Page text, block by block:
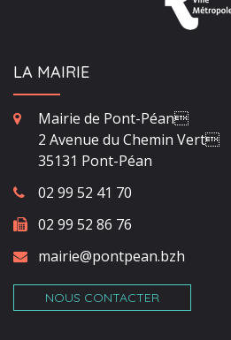
LA MAIRIE
Mairie de Pont-Péan
2 Avenue du Chemin Vert
35131 Pont-Péan
02 99 52 41 70
02 99 52 86 76
mairie@pontpean.bzh
NOUS CONTACTER